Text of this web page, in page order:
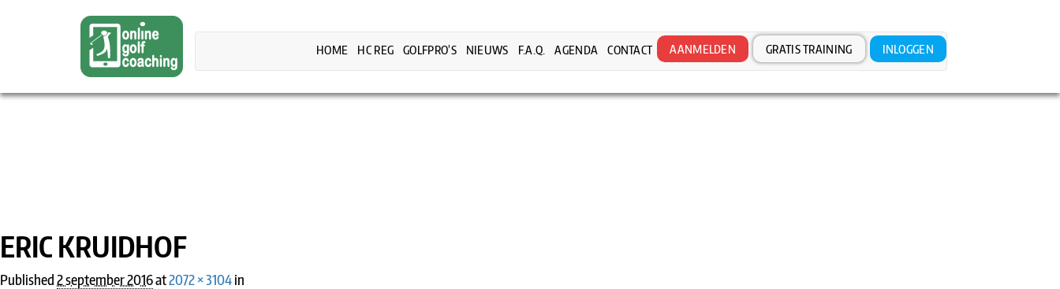
HOME HC REG GOLFPRO’S NIEUWS F.A.Q. AGENDA CONTACT AANMELDEN GRATIS TRAINING INLOGGEN
ERIC KRUIDHOF
Published2 september 2016at2072 × 3104in